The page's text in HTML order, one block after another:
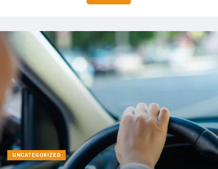
UNCATEGORIZED